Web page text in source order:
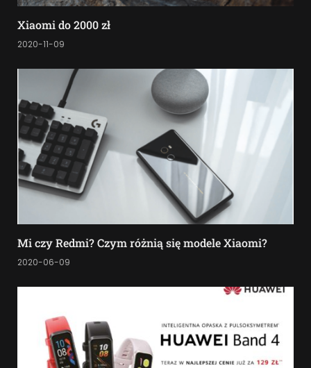
Xiaomi do 2000 zł
2020-11-09
Mi czy Redmi? Czym różnią się modele Xiaomi?
2020-06-09